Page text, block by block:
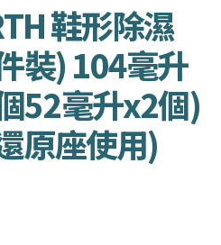
鞋形除濕
裝) 104毫升
52毫升x2個)
原座使用)